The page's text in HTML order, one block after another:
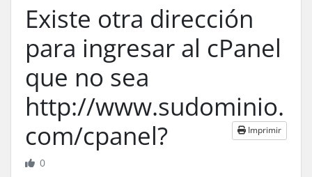
Existe otra dirección
para ingresar al cPanel
que no sea
http://www.sudominio.
com/cpanel?
Imprimir
0